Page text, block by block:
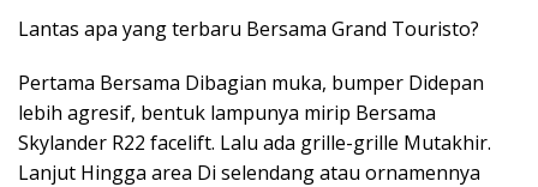
Lantas apa yang terbaru Bersama Grand Touristo?
Pertama Bersama Dibagian muka, bumper Didepan
lebih agresif, bentuk lampunya mirip Bersama
Skylander R22 facelift. Lalu ada grille-grille Mutakhir.
Lanjut Hingga area Di selendang atau ornamennya